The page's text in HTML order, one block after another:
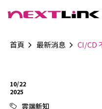
首頁 最新消息 CI/CD 不只
10/22
2025
雲端新知